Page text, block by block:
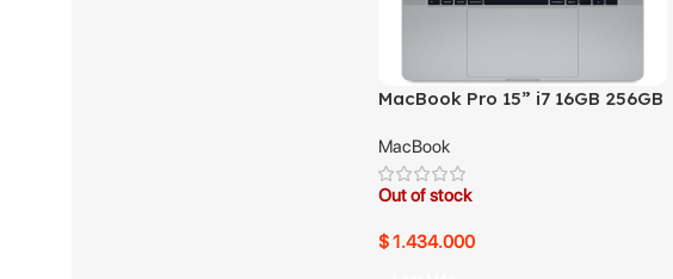
MacBook Pro 15” i7 16GB 256GB
MacBook
Out of stock
$1.434.000